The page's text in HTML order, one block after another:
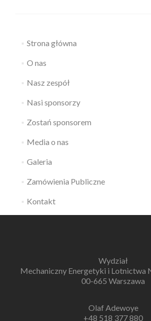
Strona główna
O nas
Nasz zespół
Nasi sponsorzy
Zostań sponsorem
Media o nas
Galeria
Zamówienia Publiczne
Kontakt
Wydział
Mechaniczny Energetyki i Lotnictwa
00-665 Warszawa
Olaf Adewoye
+48 518 377 880